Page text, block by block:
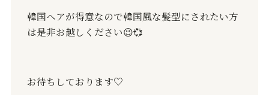
韓国ヘアが得意なので韓国風な髪型にされたい方
は是非お越しください😉💞
お待ちしております♡